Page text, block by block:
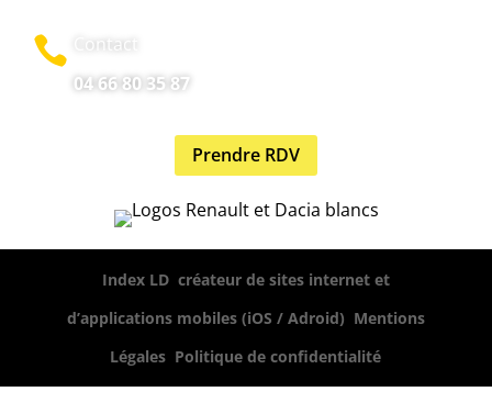

Contact
04 66 80 35 87
Prendre RDV
Index LD, créateur de sites internet et
d’applications mobiles (iOS / Adroid) Mentions
Légales Politique de confidentialité